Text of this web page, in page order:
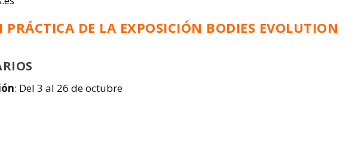
DE LA EXPOSICIÓN BODIES EVOLUTION
: Del 3 al 26 de octubre